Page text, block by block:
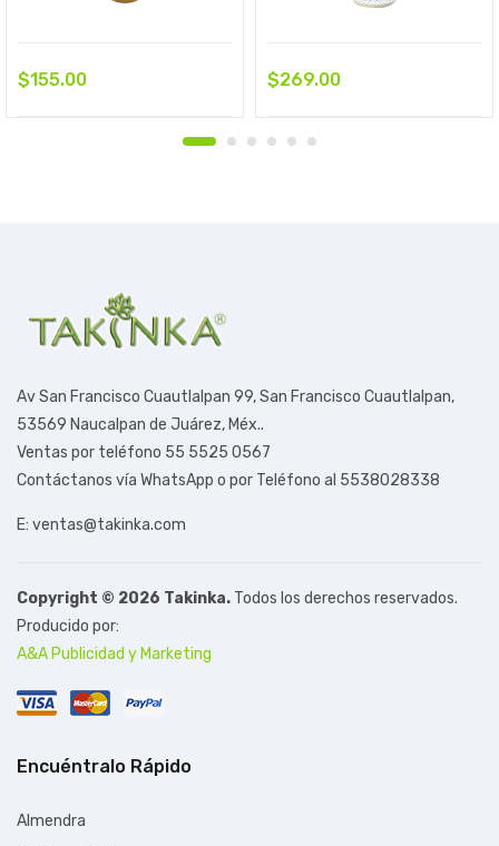
$155.00 $269.00
Av San Francisco Cuautlalpan 99,San Francisco Cuautlalpan,
53569 Naucalpan de Juárez, Méx..
Ventas por teléfono 55 5525 0567
Contáctanos vía WhatsApp o por Teléfono al 5538028338
E: ventas@takinka.com
Copyright © 2026 Takinka. Todos los derechos reservados.
Producido por:
A&A Publicidad y Marketing
Encuéntralo Rápido
Almendra